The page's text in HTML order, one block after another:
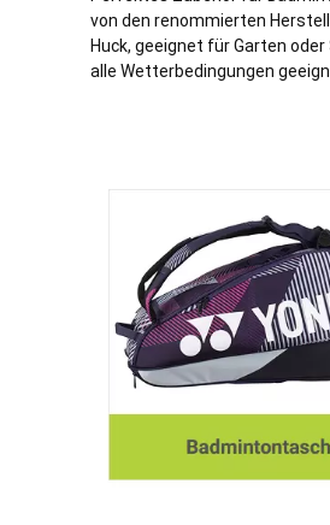
von den renommierten
Huck, geeignet für Garten
alle Wetterbedingungen